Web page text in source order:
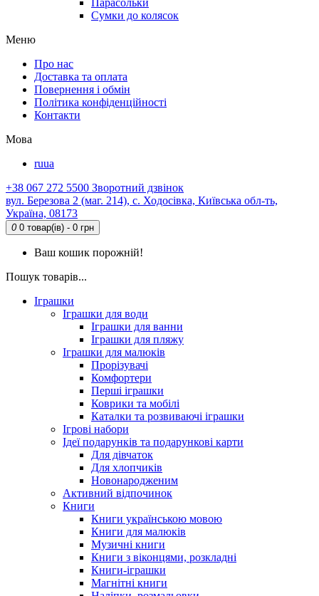
Парасольки
Сумки до колясок
Меню
Про нас
Доставка та оплата
Повернення і обмін
Політика конфіденційності
Контакти
Мова
ruua
+38 067 272 5500 Зворотний дзвінок
вул. Березова 2 (маг. 214), с. Ходосівка, Київська обл-ть,
Україна, 08173
0 0 товар(ів) - 0 грн
Ваш кошик порожній!
Пошук товарів...
Іграшки
Іграшки для води
Іграшки для ванни
Іграшки для пляжу
Іграшки для малюків
Прорізувачі
Комфортери
Перші іграшки
Коврики та мобілі
Каталки та розвиваючі іграшки
Ігрові набори
Ідеї ​​подарунків та подарункові карти
Для дівчаток
Для хлопчиків
Новонародженим
Активний відпочинок
Книги
Книги українською мовою
Книги для малюків
Музичні книги
Книги з віконцями, розкладні
Книги-іграшки
Магнітні книги